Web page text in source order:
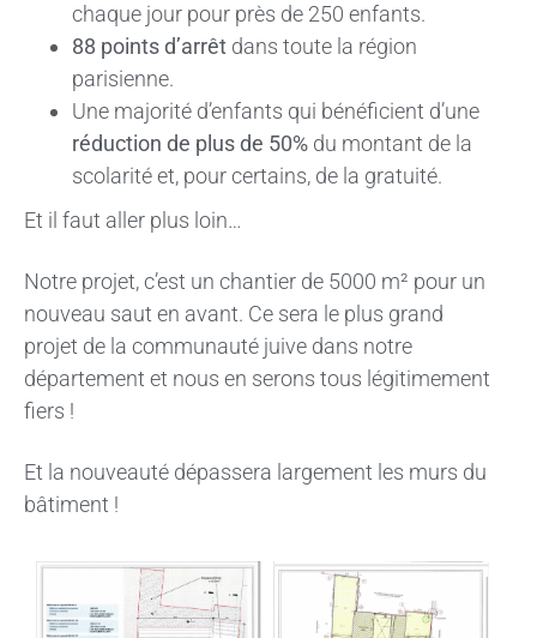
chaque jour pour près de 250 enfants.
88 points d’arrêt dans toute la région
parisienne.
Une majorité d’enfants qui bénéficient d’une
réduction de plus de 50% du montant de la
scolarité et, pour certains, de la gratuité.
Et il faut aller plus loin…
Notre projet, c’est un chantier de 5000 m² pour un
nouveau saut en avant. Ce sera le plus grand
projet de la communauté juive dans notre
département et nous en serons tous légitimement
fiers !
Et la nouveauté dépassera largement les murs du
bâtiment !